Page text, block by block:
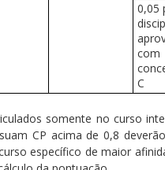
0,05
com
C
somente no curso
CP acima de 0,8
específico de maior